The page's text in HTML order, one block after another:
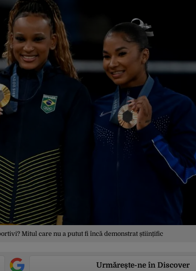
Mitul care nu a putut fi încă demonstrat științific
Urmărește-ne în Discover